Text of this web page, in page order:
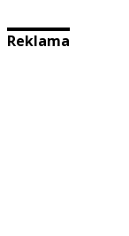
Reklama